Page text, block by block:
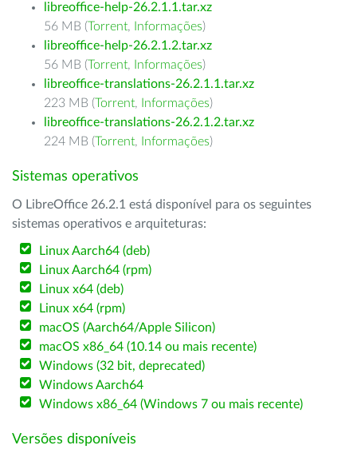
libreoffice-help-26.2.1.1.tar.xz
56 MB (Torrent, Informações)
libreoffice-help-26.2.1.2.tar.xz
56 MB (Torrent, Informações)
libreoffice-translations-26.2.1.1.tar.xz
223 MB (Torrent, Informações)
libreoffice-translations-26.2.1.2.tar.xz
224 MB (Torrent, Informações)
Sistemas operativos
O LibreOffice 26.2.1 está disponível para os seguintes
sistemas operativos e arquiteturas:
Linux Aarch64 (deb)
Linux Aarch64 (rpm)
Linux x64 (deb)
Linux x64 (rpm)
macOS (Aarch64/Apple Silicon)
macOS x86_64 (10.14 ou mais recente)
Windows (32 bit, deprecated)
Windows Aarch64
Windows x86_64 (Windows 7 ou mais recente)
Versões disponíveis